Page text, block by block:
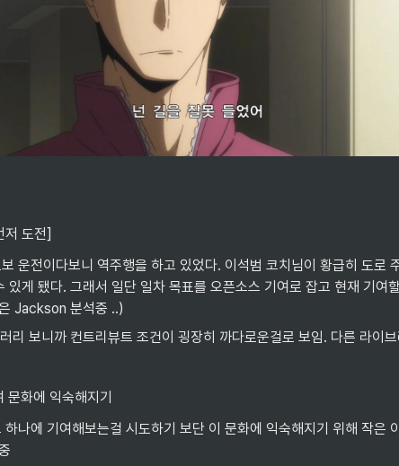
도전]
운전이다보니 역주행을 하고 있었다. 이석범 코치님이 황급히 도로
있게 됐다. 그래서 일단 일차 목표를 오픈소스 기여로 잡고 현재 기여
Jackson 분석중 ..)
리 보니까 컨트리뷰트 조건이 굉장히 까다로운걸로 보임. 다른 라이
화에 익숙해지기
하나에 기여해보는걸 시도하기 보단 이 문화에 익숙해지기 위해 작은